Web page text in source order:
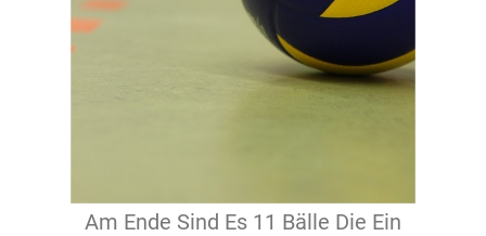
Am Ende Sind Es 11 Bälle Die Ein